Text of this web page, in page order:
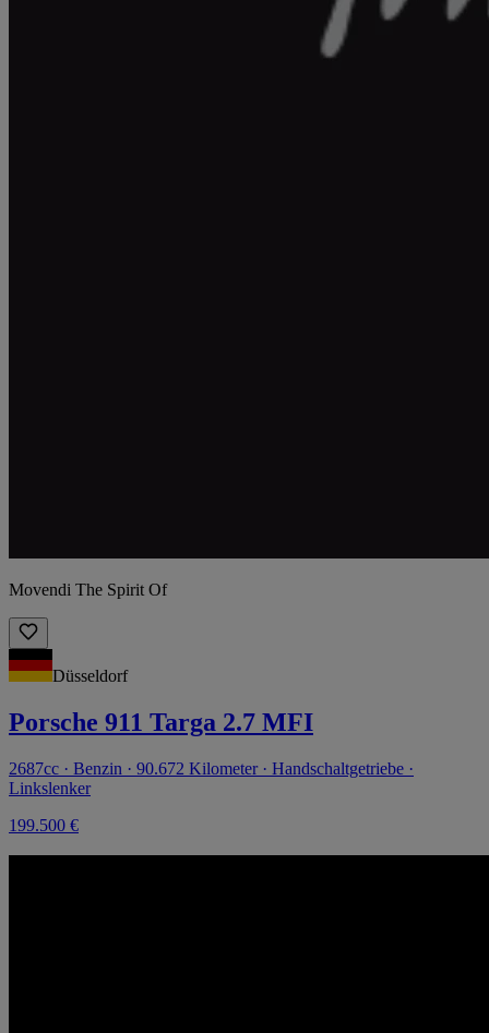
Movendi The Spirit Of
Düsseldorf
Porsche 911 Targa 2.7 MFI
2687cc · Benzin · 90.672 Kilometer · Handschaltgetriebe ·
Linkslenker
199.500 €